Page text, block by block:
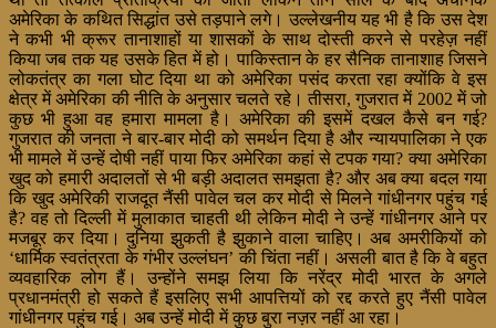
अमेरिका के कथित सिद्धांत उसे तड़पाने लगे। उल्लेखनीय यह भी है कि उस देश
ने कभी भी क्रूर तानाशाहों या शासकों के साथ दोस्ती करने से परहेज़ नहीं
किया जब तक यह उसके हित में हो। पाकिस्तान के हर सैनिक तानाशाह जिसने
लोकतंत्र का गला घोट दिया था को अमेरिका पसंद करता रहा क्योंकि वे इस
क्षेत्र में अमेरिका की नीति के अनुसार चलते रहे। तीसरा, गुजरात में 2002 में जो
कुछ भी हुआ वह हमारा मामला है। अमेरिका की इसमें दखल कैसे बन गई?
गुजरात की जनता ने बार-बार मोदी को समर्थन दिया है और न्यायपालिका ने एक
भी मामले में उन्हें दोषी नहीं पाया फिर अमेरिका कहां से टपक गया? क्या अमेरिका
खुद को हमारी अदालतों से भी बड़ी अदालत समझता है? और अब क्या बदल गया
कि खुद अमेरिकी राजदूत नैंसी पावेल चल कर मोदी से मिलने गांधीनगर पहुंच गई
है? वह तो दिल्ली में मुलाकात चाहती थी लेकिन मोदी ने उन्हें गांधीनगर आने पर
मजबूर कर दिया। दुनिया झुकती है झुकाने वाला चाहिए। अब अमरीकियों को
‘धार्मिक स्वतंत्रता के गंभीर उल्लंघन’ की चिंता नहीं। असली बात है कि वे बहुत
व्यवहारिक लोग हैं। उन्होंने समझ लिया कि नरेंद्र मोदी भारत के अगले
प्रधानमंत्री हो सकते हैं इसलिए सभी आपत्तियों को रद्द करते हुए नैंसी पावेल
गांधीनगर पहुंच गई। अब उन्हें मोदी में कुछ बुरा नज़र नहीं आ रहा।